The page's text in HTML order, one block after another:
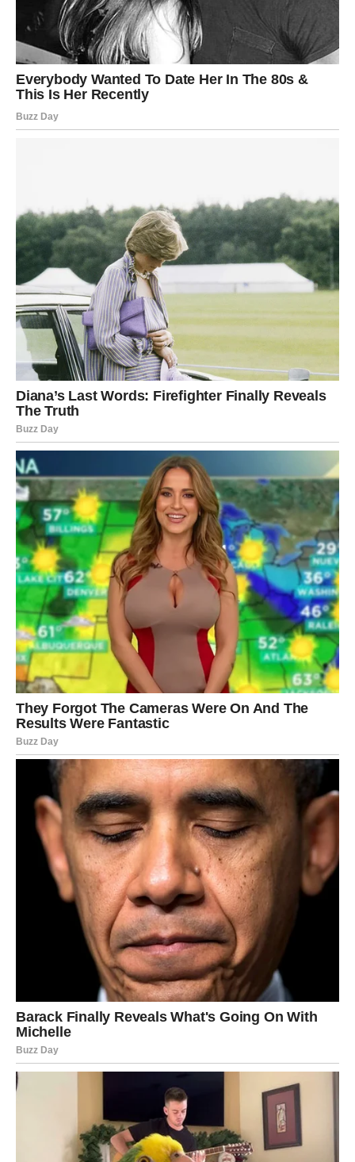
ŠKORPIJA
Pred vama je veoma snažna i strastvena ljubavna
energija.
Jedna osoba sada budi emocije koje više ne možete
Bit ćete nevjerovatno zaljubljeni
Pred vama su veoma intenzivni trenuci.
STRIJELAC
Nova energija donosi vam spontane susrete i mnogo
pozitivnih emocija.
Jedna osoba vraća vam vjeru da ljubav može biti
jednostavna i iskrena.
Sreća vam dolazi neočekivano
Pred vama su veoma lijepi trenuci.
JARAC
Jarčevi konačno ulaze u period mira i emotivne
stabilnosti.
Poslije mnogo razočaranja dolazi osjećaj sigurnosti i
unutrašnjeg zadovoljstva.
Konačno uživate u ljubavnom miru
Pred vama su veoma važni trenuci sreće.
VODOLIJA
Karte vam donose neočekivanu ljubavnu priču koja
potpuno mijenja vaše planove.
Jedna osoba sada zauzima posebno mjesto u vašem
Sudbina vam otvara vrata ljubavi
Pred vama su veoma posebni trenuci.
RIBE
Ribe ulaze u jedan od najnježnijih i najemotivnijih perioda
u posljednje vrijeme.
Ljubav, pažnja i osjećaj pripadnosti konačno postaju dio
vaše svakodnevice.